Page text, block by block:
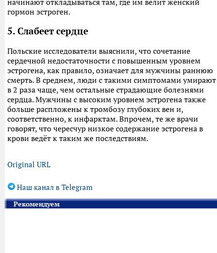
гормон эстроген.
5. Слабеет сердце
Польские исследователи выяснили, что сочетание
сердечной недостаточности с повышенным уровнем
эстрогена, как правило, означает для мужчины раннюю
смерть. В среднем, люди с такими симптомами умирают
в 2 раза чаще, чем остальные страдающие болезнями
сердца. Мужчины с высоким уровнем эстрогена также
больше распложены к тромбозу глубоких вен и,
соответственно, к инфарктам. Впрочем, те же врачи
говорят, что чересчур низкое содержание эстрогена в
крови ведёт к таким же последствиям.
Original URL
Наш канал в Telegram
Рекомендуем